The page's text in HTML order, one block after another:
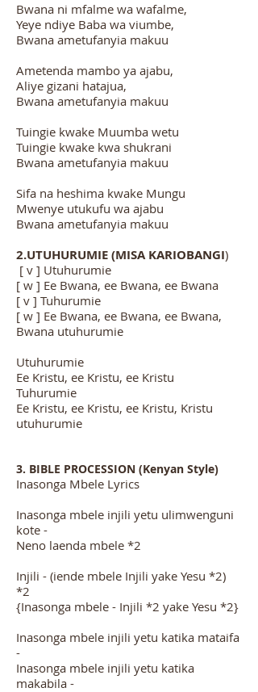
Bwana ni mfalme wa wafalme,
Yeye ndiye Baba wa viumbe,
Bwana ametufanyia makuu
Ametenda mambo ya ajabu,
Aliye gizani hatajua,
Bwana ametufanyia makuu
Tuingie kwake Muumba wetu
Tuingie kwake kwa shukrani
Bwana ametufanyia makuu
Sifa na heshima kwake Mungu
Mwenye utukufu wa ajabu
Bwana ametufanyia makuu
2.UTUHURUMIE (MISA KARIOBANGI)
[ v ] Utuhurumie
[ w ] Ee Bwana, ee Bwana, ee Bwana
[ v ] Tuhurumie
[ w ] Ee Bwana, ee Bwana, ee Bwana,
Bwana utuhurumie
Utuhurumie
Ee Kristu, ee Kristu, ee Kristu
Tuhurumie
Ee Kristu, ee Kristu, ee Kristu, Kristu
utuhurumie
3. BIBLE PROCESSION (Kenyan Style)
Inasonga Mbele Lyrics
Inasonga mbele injili yetu ulimwenguni
kote -
Neno laenda mbele *2
Injili - (iende mbele Injili yake Yesu *2)
*2
{Inasonga mbele - Injili *2 yake Yesu *2}
Inasonga mbele injili yetu katika mataifa
-
Inasonga mbele injili yetu katika
makabila -